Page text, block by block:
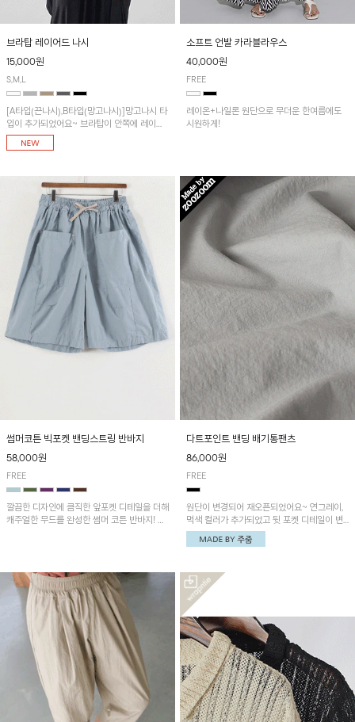
브라탑 레이어드 나시
15,000원
S,M,L
[A타입(끈나시),B타입(망고나시)]망고나시 타
입이 추가되었어요~ 브라탑이 안쪽에 레이어
드 되어 실용적인 나시!
소프트 언발 카라블라우스
40,000원
FREE
레이온+나일론 원단으로 무더운 한여름에도
시원하게!
썸머코튼 빅포켓 밴딩스트링 반바지
58,000원
FREE
깔끔한 디자인에 큼직한 앞포켓 디테일을 더해
캐주얼한 무드를 완성한 썸머 코튼 반바지! 허
다트포인트 밴딩 배기통팬츠
86,000원
FREE
원단이 변경되어 재오픈되었어요~ 연그레이,
먹색 컬러가 추가되었고 뒷 포켓 디테일이 변
경되었습니다~가볍고 시원하게 착용되는 배
기통팬츠! 허리밴딩과 여유로운 통으로 편안해